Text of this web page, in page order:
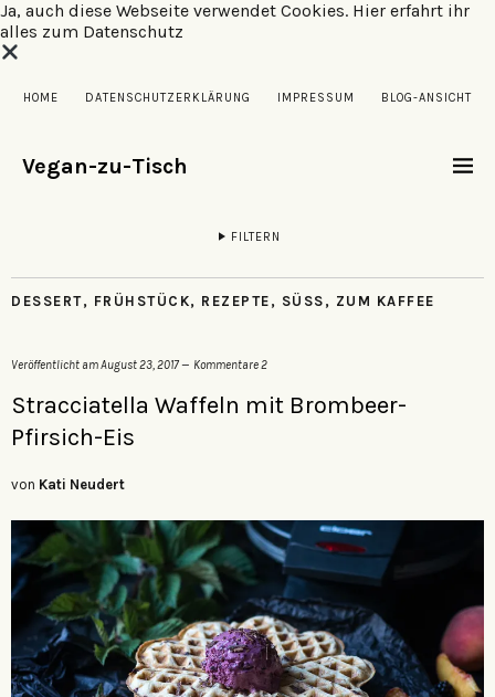
Ja, auch diese Webseite verwendet Cookies. Hier erfahrt ihr
alles zum Datenschutz
HOME DATENSCHUTZERKLÄRUNG IMPRESSUM BLOG-ANSICHT
Vegan-zu-Tisch
FILTERN
DESSERT, FRÜHSTÜCK, REZEPTE , SÜSS , ZUM KAFFEE
Veröffentlicht amAugust 23, 2017 Kommentare 2
Stracciatella Waffeln mit Brombeer-
Pfirsich-Eis
von Kati Neudert